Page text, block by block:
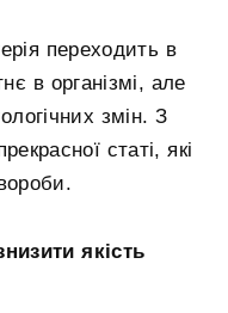
переходить в
в організмі, але
змін. З
статі, які
якість